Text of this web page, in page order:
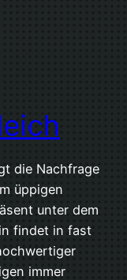
die Nachfrage
üppigen
unter dem
findet in fast
immer